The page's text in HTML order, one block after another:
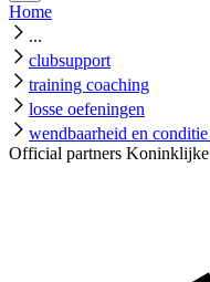
Home
...
clubsupport
training coaching
losse oefeningen
wendbaarheid en
Official partners